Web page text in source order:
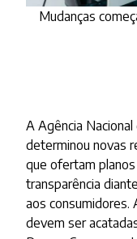
Mudanças
A Agência
determinou novas
que ofertam
transparência
aos consumidores.
devem ser